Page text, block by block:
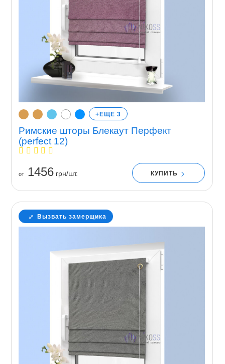
+ЕЩЕ 3
Римские шторы Блекаут Перфект
(perfect 12)
от1456грн/шт. КУПИТЬ
Вызвать замерщика